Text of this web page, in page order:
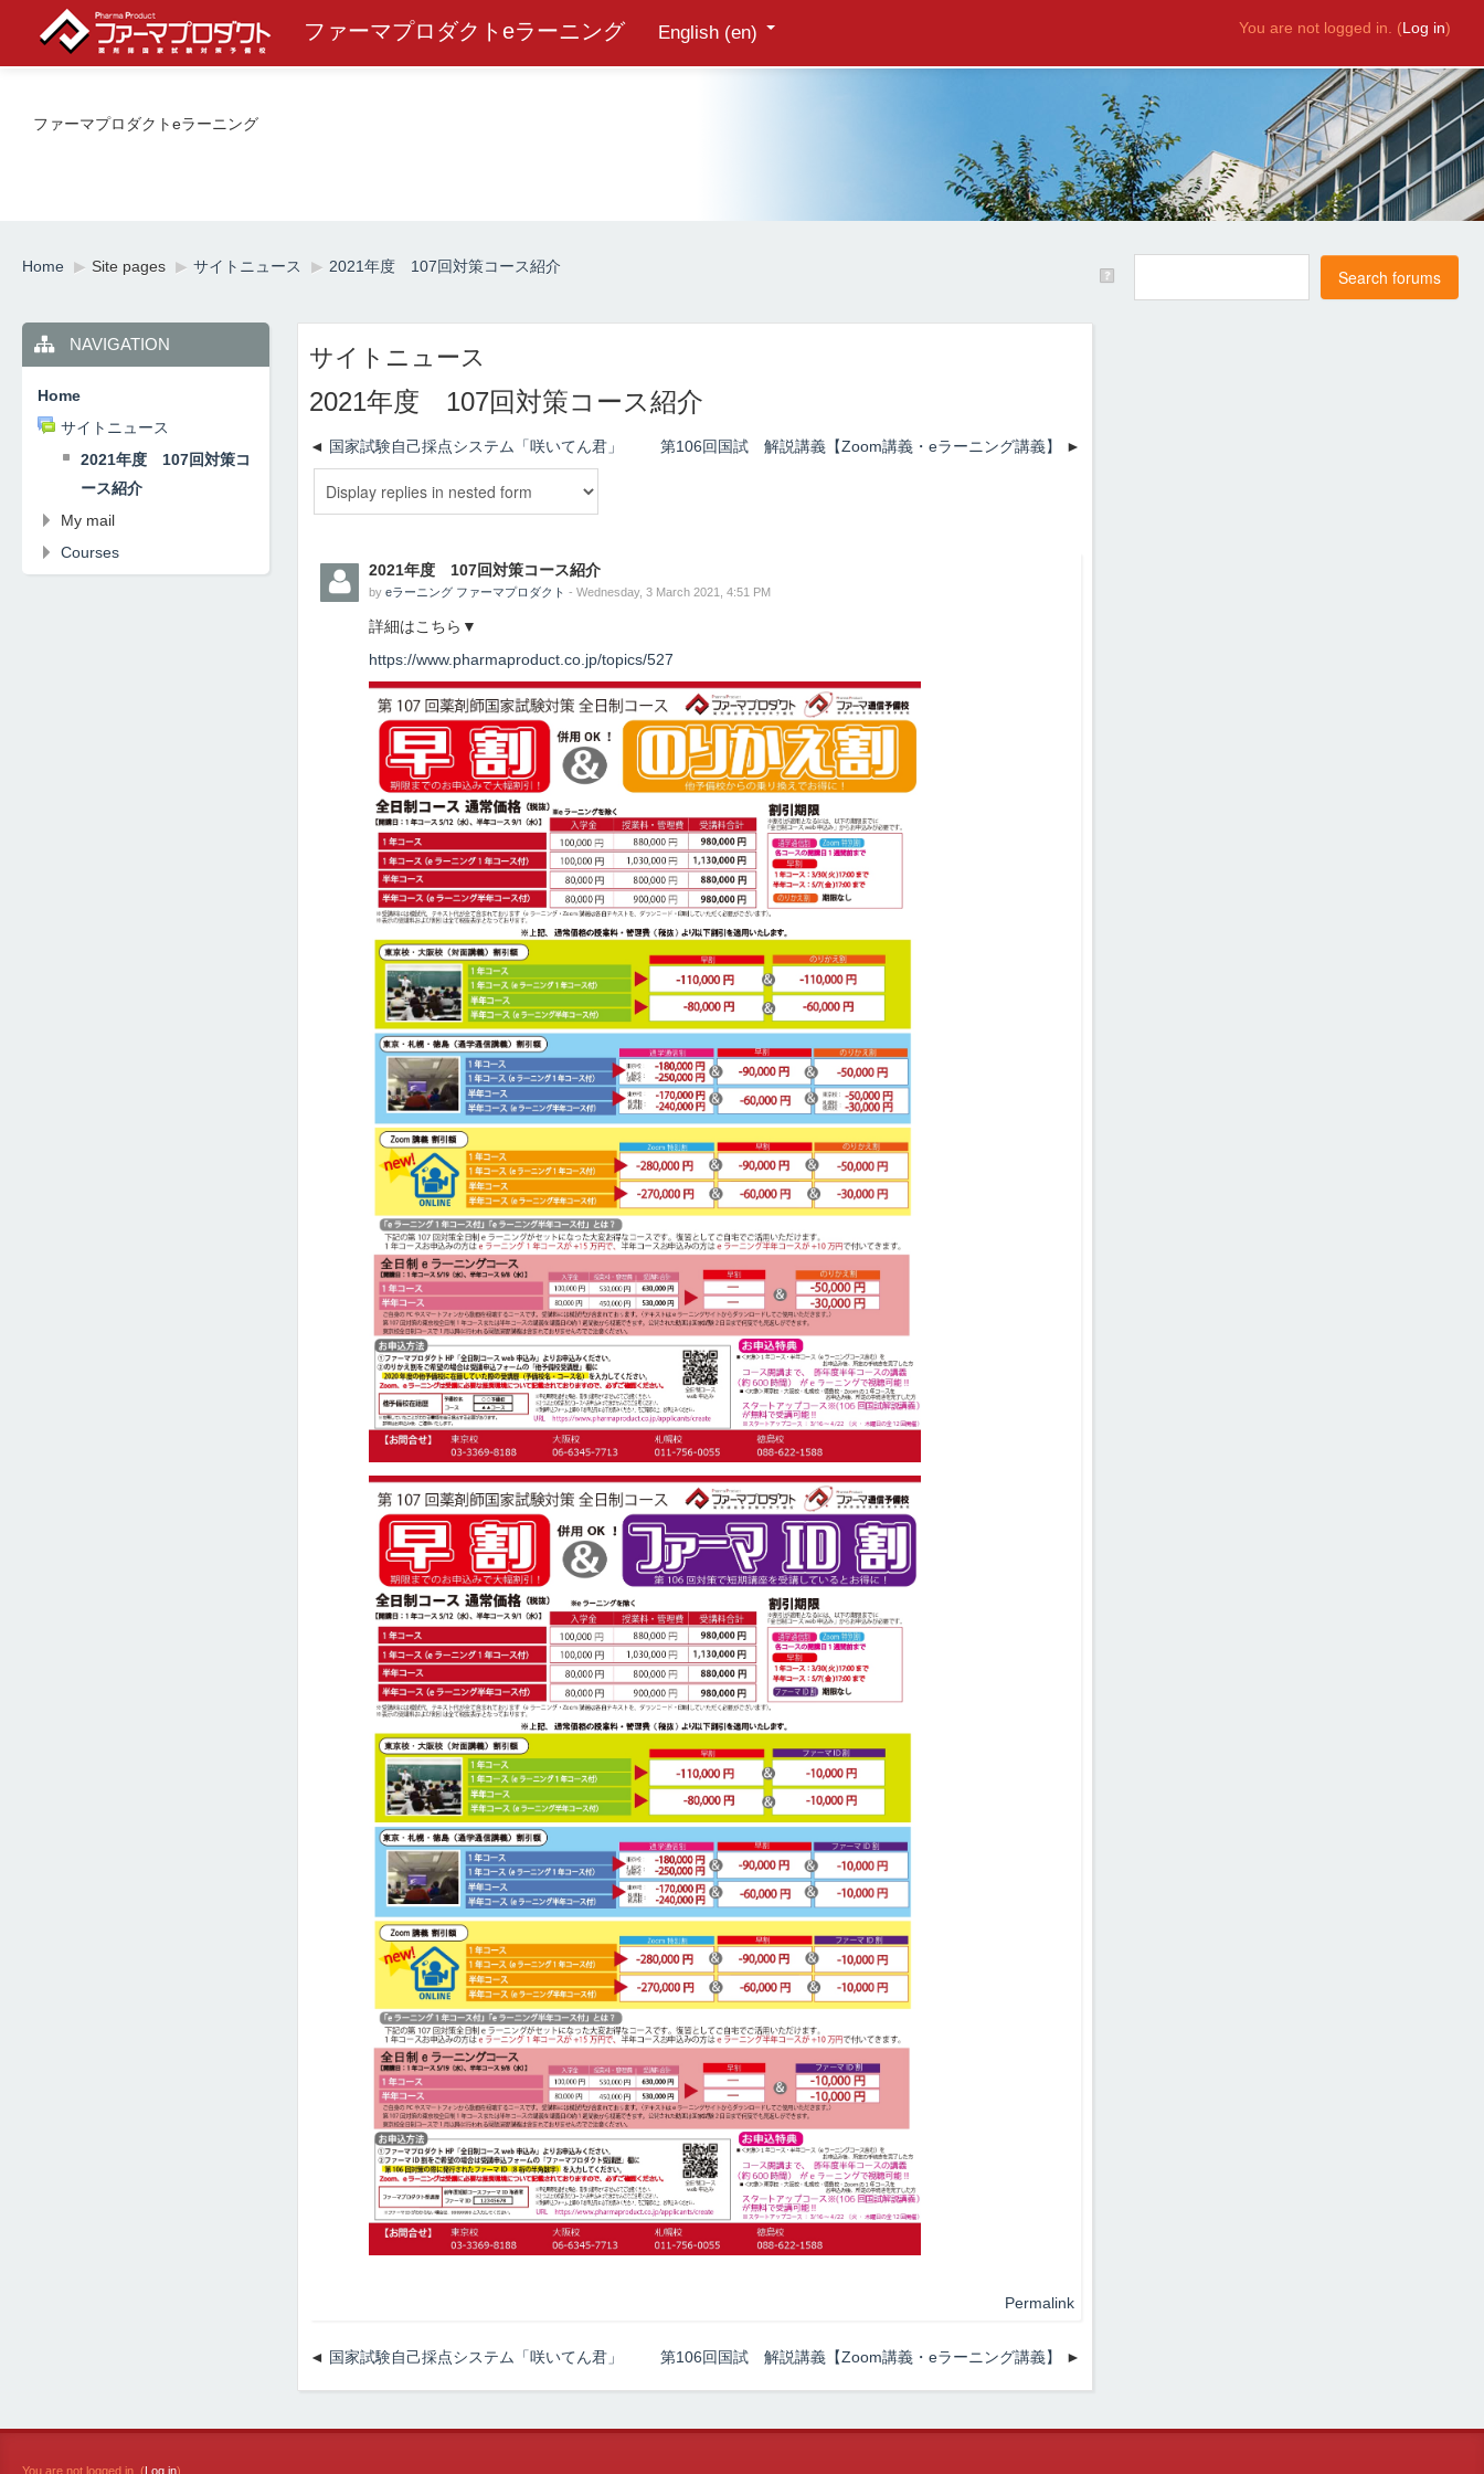
ファーマプロダクトeラーニング You are not logged in. (Log in)
English ‎(en)‎
ファーマプロダクトeラーニング
Home ▶︎ Site pages ▶︎ サイトニュース ▶︎ 2021年度 107回対策コース紹介
サイトニュース
2021年度 107回対策コース紹介
国家試験自己採点システム「咲いてん君」 第106回国試 解説講義【Zoom講義・eラーニング講義】
2021年度 107回対策コース紹介
by eラーニング ファーマプロダクト - Wednesday, 3 March 2021, 4:51 PM
詳細はこちら▼
https://www.pharmaproduct.co.jp/topics/527
Permalink
国家試験自己採点システム「咲いてん君」 第106回国試 解説講義【Zoom講義・eラーニング講義】
NAVIGATION
Home
サイトニュース
2021年度 107回対策コ
ース紹介
My mail
Courses
You are not logged in. ( Log in)